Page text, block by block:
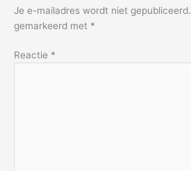
Je e-mailadres wordt niet gepubliceerd.
gemarkeerd met *
Reactie *